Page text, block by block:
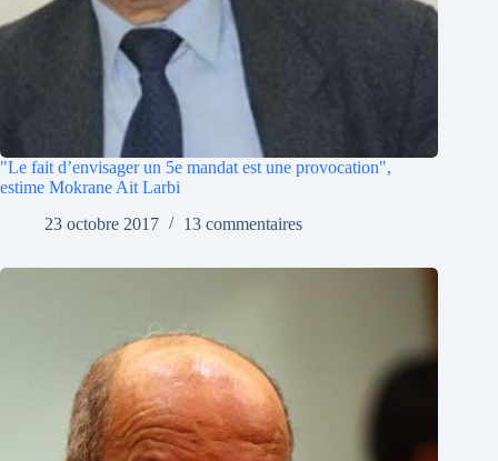
"Le fait d’envisager un 5e mandat est une provocation",
estime Mokrane Ait Larbi
23 octobre 2017
13 commentaires